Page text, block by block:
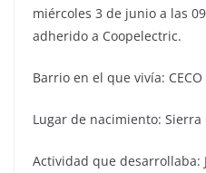
miércoles 3 de junio a las
adherido a Coopelectric.
Barrio en el que vivía: CECO
Lugar de nacimiento: Sierra
Actividad que desarrollaba: